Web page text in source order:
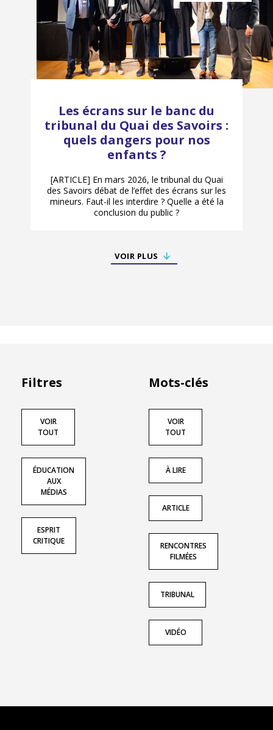
Les écrans sur le banc du
tribunal du Quai des Savoirs :
quels dangers pour nos
enfants ?
[ARTICLE] En mars 2026, le tribunal du Quai
des Savoirs débat de l’effet des écrans sur les
mineurs. Faut-il les interdire ? Quelle a été la
conclusion du public ?
VOIR PLUS
Filtres
VOIR
TOUT
ÉDUCATION
AUX
MÉDIAS
ESPRIT
CRITIQUE
Mots-clés
VOIR
TOUT
À LIRE
ARTICLE
RENCONTRES
FILMÉES
TRIBUNAL
VIDÉO